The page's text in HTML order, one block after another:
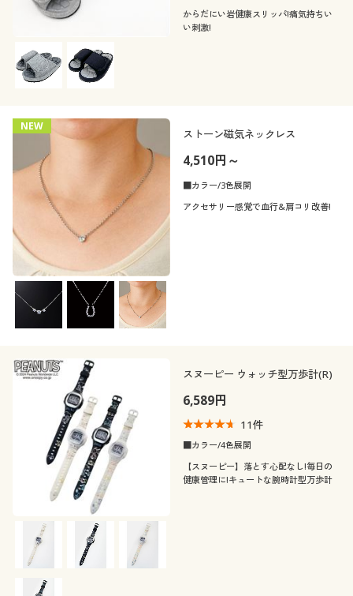
からだにい岩健康スリッパ!痛気持ちい
い刺激!
NEW
ストーン磁気ネックレス
4,510円～
■カラー/3色展開
アクセサリー感覚で血行&肩コリ改善!
スヌーピー ウォッチ型万歩計(R)
6,589円
11件
■カラー/4色展開
【スヌーピー】落とす心配なし!毎日の
健康管理に!キュートな腕時計型万歩計